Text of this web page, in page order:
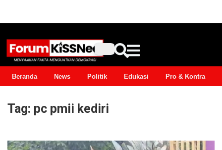
Beranda News Politik Edukasi Pro & Kontra
Tag: pc pmii kediri